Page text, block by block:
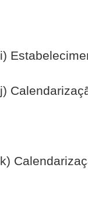
i)
j)
k)